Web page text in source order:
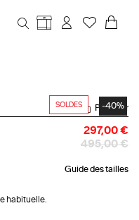
SOLDES -40%
Partager
495,00 €
297,00 €
Guide des tailles
habituelle.